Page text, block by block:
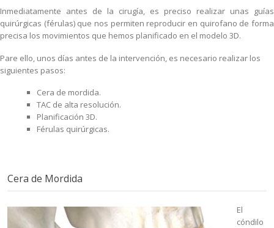
Inmediatamente antes de la cirugía, es preciso realizar unas guías
quirúrgicas (férulas) que nos permiten reproducir en quirofano de forma
precisa los movimientos que hemos planificado en el modelo 3D.
Pare ello, unos días antes de la intervención, es necesario realizar los
siguientes pasos:
Cera de mordida.
TAC de alta resolución.
Planificación 3D.
Férulas quirúrgicas.
Cera de Mordida
El
cóndilo